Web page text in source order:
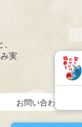
実
お問い合わせ